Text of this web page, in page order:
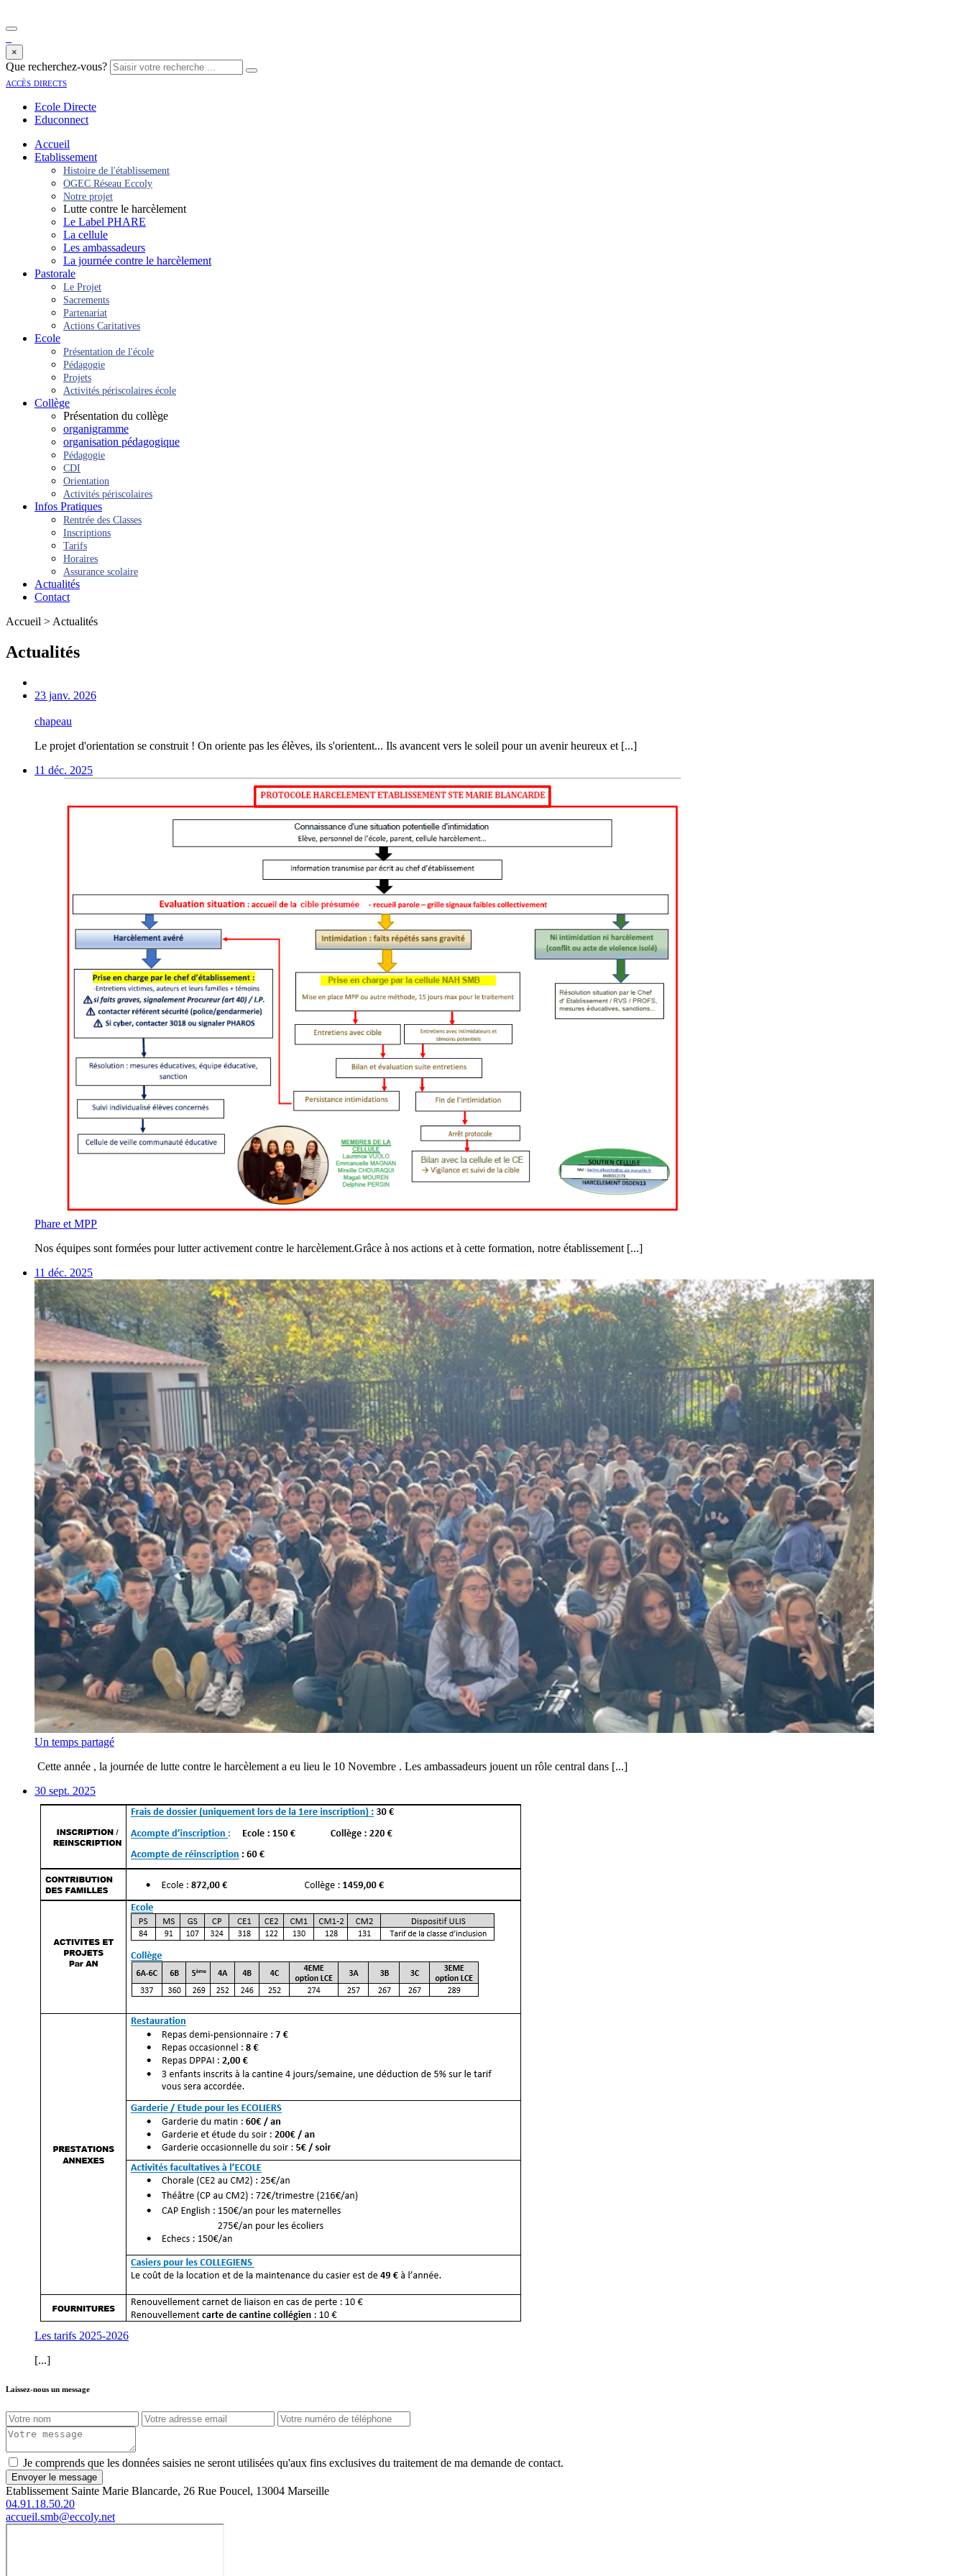
×
Que recherchez-vous?
accès directs
Ecole Directe
Educonnect
Accueil
Etablissement
Histoire de l'établissement
OGEC Réseau Eccoly
Notre projet
Lutte contre le harcèlement
Le Label PHARE
La cellule
Les ambassadeurs
La journée contre le harcèlement
Pastorale
Le Projet
Sacrements
Partenariat
Actions Caritatives
Ecole
Présentation de l'école
Pédagogie
Projets
Activités périscolaires école
Collège
Présentation du collège
organigramme
organisation pédagogique
Pédagogie
CDI
Orientation
Activités périscolaires
Infos Pratiques
Rentrée des Classes
Inscriptions
Tarifs
Horaires
Assurance scolaire
Actualités
Contact
Accueil > Actualités
Actualités
23 janv. 2026
chapeau
Le projet d'orientation se construit ! On oriente pas les élèves, ils s'orientent... Ils avancent vers le soleil pour un avenir heureux et [...]
11 déc. 2025
Phare et MPP
Nos équipes sont formées pour lutter activement contre le harcèlement.Grâce à nos actions et à cette formation, notre établissement [...]
11 déc. 2025
Un temps partagé
Cette année , la journée de lutte contre le harcèlement a eu lieu le 10 Novembre . Les ambassadeurs jouent un rôle central dans [...]
30 sept. 2025
Les tarifs 2025-2026
[...]
Laissez-nous un message
Je comprends que les données saisies ne seront utilisées qu'aux fins exclusives du traitement de ma demande de contact.
Envoyer le message
Etablissement Sainte Marie Blancarde, 26 Rue Poucel, 13004 Marseille
04.91.18.50.20
accueil.smb@eccoly.net